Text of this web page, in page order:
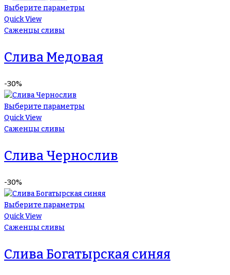
Выберите параметры
Quick View
Саженцы сливы
Слива Медовая
-30%
Выберите параметры
Quick View
Саженцы сливы
Слива Чернослив
-30%
Выберите параметры
Quick View
Саженцы сливы
Слива Богатырская синяя